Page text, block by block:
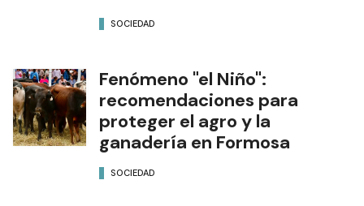
SOCIEDAD
Fenómeno "el Niño":
recomendaciones para
proteger el agro y la
ganadería en Formosa
SOCIEDAD